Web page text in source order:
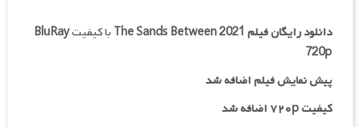
دانلود رایگان فیلم The Sands Between 2021 با کیفیتBluRay
720p
پیش نمایش فیلم اضافه شد
کیفیت ۷۲۰p اضافه شد